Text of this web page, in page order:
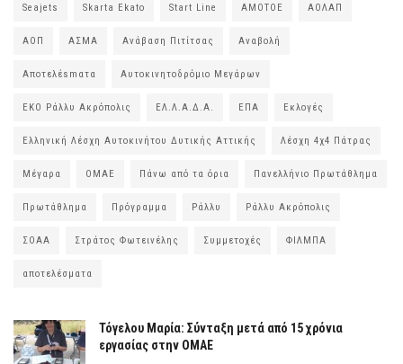
Seajets Skarta Ekato Start Line ΑΜΟΤΟΕ ΑΟΛΑΠ
ΑΟΠ ΑΣΜΑ Ανάβαση Πιτίτσας Αναβολή
Αποτελέsmατα Αυτοκινητοδρόμιο Μεγάρων
ΕΚΟ Ράλλυ Ακρόπολις ΕΛ.Λ.Α.Δ.Α. ΕΠΑ Εκλογές
Ελληνική Λέσχη Αυτοκινήτου Δυτικής Αττικής Λέσχη 4χ4 Πάτρας
Μέγαρα ΟΜΑΕ Πάνω από τα όρια Πανελλήνιο Πρωτάθλημα
Πρωτάθλημα Πρόγραμμα Ράλλυ Ράλλυ Ακρόπολις
ΣΟΑΑ Στράτος Φωτεινέλης Συμμετοχές ΦΙΛΜΠΑ
αποτελέσματα
Τόγελου Μαρία: Σύνταξη μετά από 15 χρόνια
εργασίας στην ΟΜΑΕ